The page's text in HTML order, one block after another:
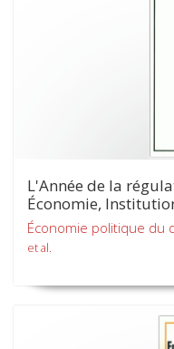
L'Année de la
Économie,
Économie politique du
et al.